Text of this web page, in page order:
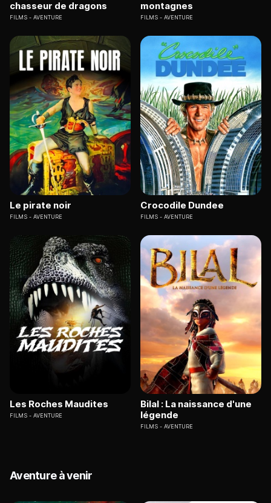
chasseur de dragons
FILMS AVENTURE
montagnes
FILMS AVENTURE
Le pirate noir
FILMS AVENTURE
Crocodile Dundee
FILMS AVENTURE
Les Roches Maudites
FILMS AVENTURE
Bilal : La naissance d'une
légende
FILMS AVENTURE
Aventure à venir